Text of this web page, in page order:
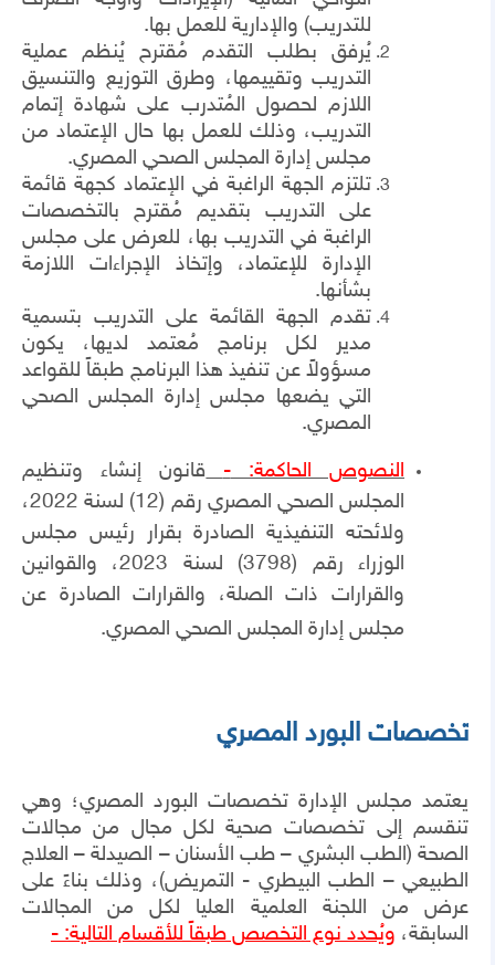
للتدريب) والإدارية للعمل بها.
يُرفق بطلب التقدم مُقترح يُنظم عملية
التدريب وتقييمها، وطرق التوزيع والتنسيق
اللازم لحصول المُتدرب على شهادة إتمام
التدريب، وذلك للعمل بها حال الإعتماد من
مجلس إدارة المجلس الصحي المصري.
تلتزم الجهة الراغبة في الإعتماد كجهة قائمة
على التدريب بتقديم مُقترح بالتخصصات
الراغبة في التدريب بها، للعرض على مجلس
الإدارة للإعتماد، وإتخاذ الإجراءات اللازمة
بشأنها.
تقدم الجهة القائمة على التدريب بتسمية
مدير لكل برنامج مُعتمد لديها، يكون
مسؤولاً عن تنفيذ هذا البرنامج طبقاً للقواعد
التي يضعها مجلس إدارة المجلس الصحي
المصري.
النصوص الحاكمة:-
قانون إنشاء وتنظيم
المجلس الصحي المصري رقم (12) لسنة 2022،
ولائحته التنفيذية الصادرة بقرار رئيس مجلس
الوزراء رقم (3798) لسنة 2023، والقوانين
والقرارات ذات الصلة، والقرارات الصادرة عن
مجلس إدارة المجلس الصحي المصري.
تخصصات البورد المصري
يعتمد مجلس الإدارة تخصصات البورد المصري؛ وهي
تنقسم إلى تخصصات صحية لكل مجال من مجالات
الصحة (الطب البشري – طب الأسنان – الصيدلة – العلاج
الطبيعي – الطب البيطري - التمريض)، وذلك بناءً على
عرض من اللجنة العلمية العليا لكل من المجالات
السابقة، ويُحدد نوع التخصص طبقاً للأقسام التالية: -